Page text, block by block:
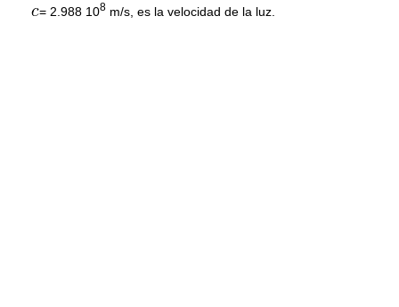
= 2.988 108 m/s, es la velocidad de la luz.